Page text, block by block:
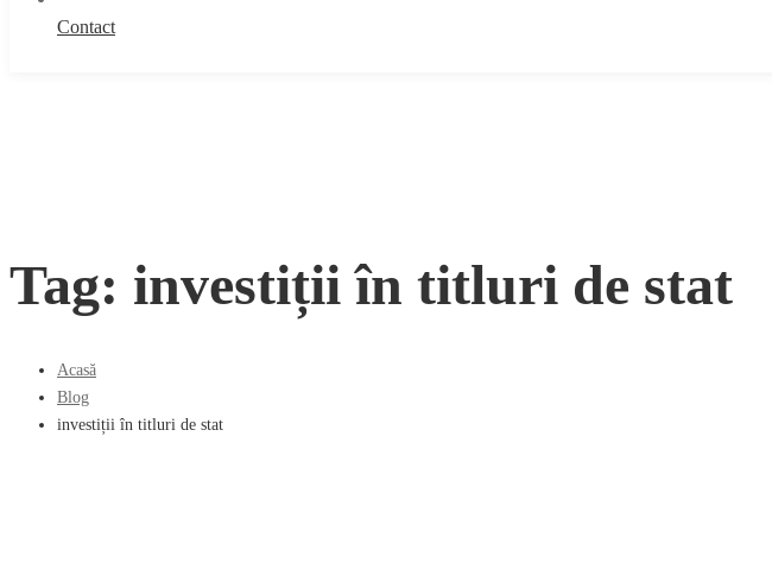
Contact
Tag: investiții în titluri de stat
Acasă
Blog
investiții în titluri de stat